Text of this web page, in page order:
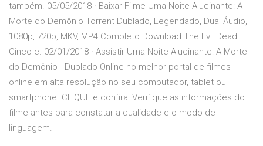
também. 05/05/2018 · Baixar Filme Uma Noite Alucinante: A
Morte do Demônio Torrent Dublado, Legendado, Dual Áudio,
1080p, 720p, MKV, MP4 Completo Download The Evil Dead
Cinco e. 02/01/2018 · Assistir Uma Noite Alucinante: A Morte
do Demônio - Dublado Online no melhor portal de filmes
online em alta resolução no seu computador, tablet ou
smartphone. CLIQUE e confira! Verifique as informações do
filme antes para constatar a qualidade e o modo de
linguagem.